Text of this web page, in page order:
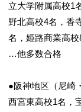
立大学附属高校1
野北高校4名，香
名，姫路商業高
…他多数合格
●阪神地区（尼崎
西宮東高校1名，